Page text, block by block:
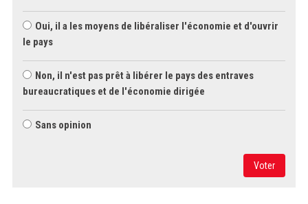
Oui, il a les moyens de libéraliser l'économie et d'ouvrir
le pays
Non, il n'est pas prêt à libérer le pays des entraves
bureaucratiques et de l'économie dirigée
Sans opinion
Voter